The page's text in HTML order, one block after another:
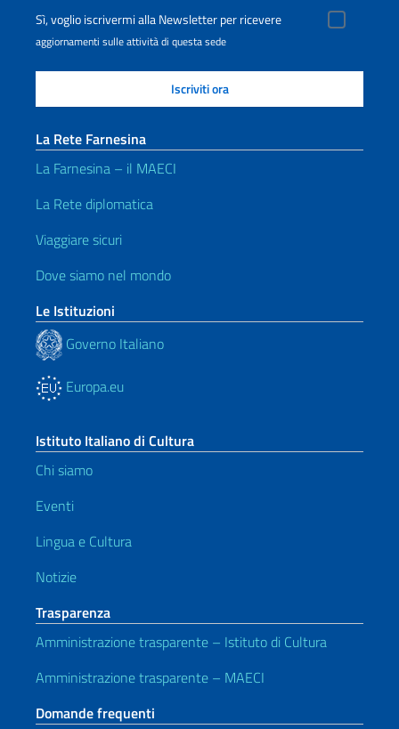
Sì, voglio iscrivermi alla Newsletter per ricevere
aggiornamenti sulle attività di questa sede
La Rete Farnesina
La Farnesina – il MAECI
La Rete diplomatica
Viaggiare sicuri
Dove siamo nel mondo
Le Istituzioni
Governo Italiano
Europa.eu
Istituto Italiano di Cultura
Chi siamo
Eventi
Lingua e Cultura
Notizie
Trasparenza
Amministrazione trasparente – Istituto di Cultura
Amministrazione trasparente – MAECI
Domande frequenti